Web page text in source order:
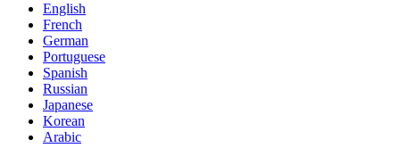
English
French
German
Portuguese
Spanish
Russian
Japanese
Korean
Arabic